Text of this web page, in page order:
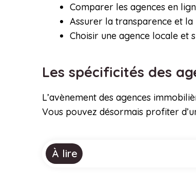
Comparer les agences en
Assurer la transparence et la
Choisir une agence locale et
Les spécificités des
L’avènement des agences
Vous pouvez désormais profiter
À lire